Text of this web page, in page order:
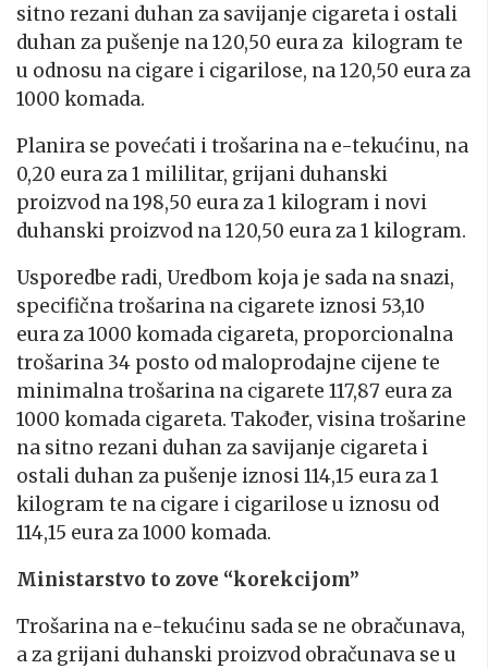
sitno rezani duhan za savijanje cigareta i ostali
duhan za pušenje na 120,50 eura za kilogram te
u odnosu na cigare i cigarilose, na 120,50 eura za
1000 komada.
Planira se povećati i trošarina na e-tekućinu, na
0,20 eura za 1 mililitar, grijani duhanski
proizvod na 198,50 eura za 1 kilogram i novi
duhanski proizvod na 120,50 eura za 1 kilogram.
Usporedbe radi, Uredbom koja je sada na snazi,
specifična trošarina na cigarete iznosi 53,10
eura za 1000 komada cigareta, proporcionalna
trošarina 34 posto od maloprodajne cijene te
minimalna trošarina na cigarete 117,87 eura za
1000 komada cigareta. Također, visina trošarine
na sitno rezani duhan za savijanje cigareta i
ostali duhan za pušenje iznosi 114,15 eura za 1
kilogram te na cigare i cigarilose u iznosu od
114,15 eura za 1000 komada.
Ministarstvo to zove “korekcijom”
Trošarina na e-tekućinu sada se ne obračunava,
a za grijani duhanski proizvod obračunava se u